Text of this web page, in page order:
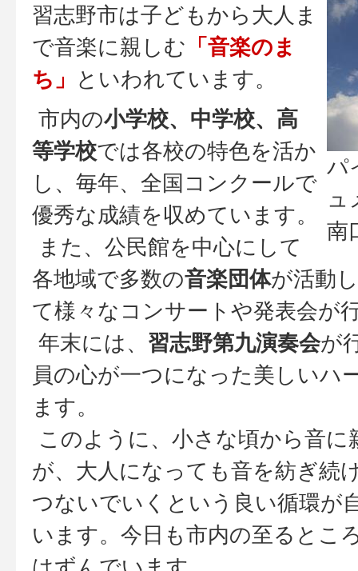
パ
ュ
南
習志野市は子どもから大人ま
で音楽に親しむ 「音楽のま
ち」
といわれています。
市内の小学校、中学校、高
等学校では各校の特色を活か
し、毎年、全国コンクールで
優秀な成績を収めています。
また、公民館を中心にして
各地域で多数の音楽団体が活動
て様々なコンサートや発表会が
年末には、 習志野第九演奏会が
員の心が一つになった美しいハ
ます。
このように、小さな頃から音
が、大人になっても音を紡ぎ続
つないでいくという良い循環が
います。今日も市内の至るとこ